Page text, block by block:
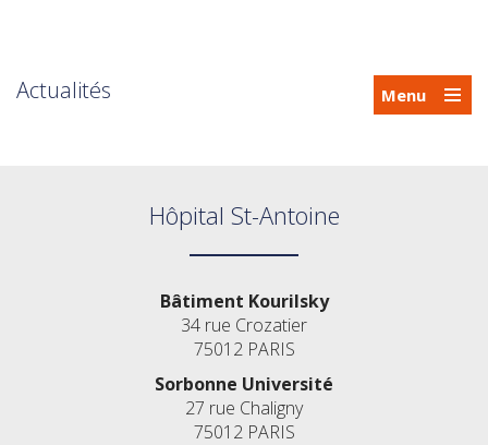
Actualités Menu
Hôpital St-Antoine
Bâtiment Kourilsky
34 rue Crozatier
75012 PARIS
Sorbonne Université
27 rue Chaligny
75012 PARIS